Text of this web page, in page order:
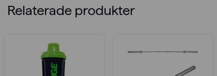
Relaterade produkter